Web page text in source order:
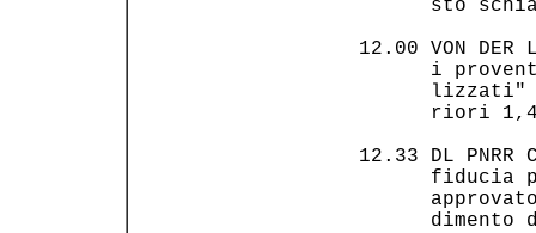
sto
12.00 VON
i
riori
12.33 DL
fiducia